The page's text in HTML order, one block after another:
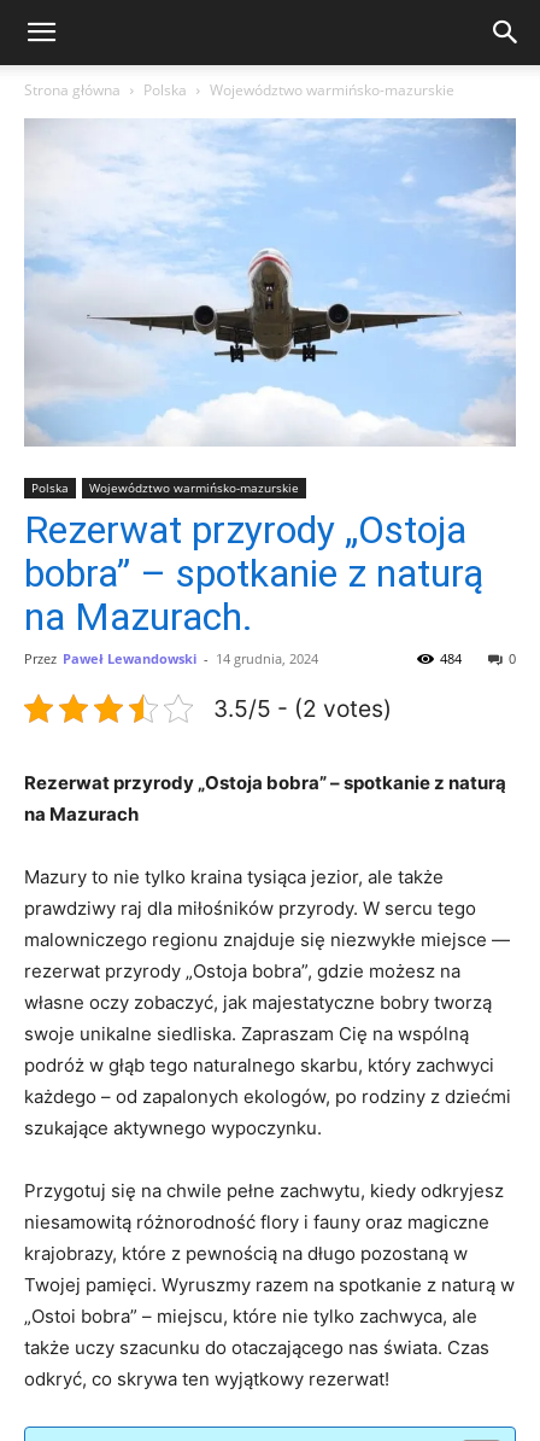
Strona główna Polska Województwo warmińsko-mazurskie
Polska Województwo warmińsko-mazurskie
Rezerwat przyrody „Ostoja
bobra” – spotkanie z naturą
na Mazurach.
Przez Paweł Lewandowski - 14 grudnia, 2024 0
484
3.5/5 - (2 votes)
Rezerwat przyrody „Ostoja bobra” – spotkanie z naturą
na Mazurach
Mazury to nie tylko kraina tysiąca jezior, ale także
prawdziwy raj dla miłośników przyrody. W sercu tego
malowniczego regionu znajduje się niezwykłe miejsce —
rezerwat przyrody „Ostoja bobra”, gdzie możesz na
własne oczy zobaczyć, jak majestatyczne bobry tworzą
swoje unikalne siedliska. Zapraszam Cię na wspólną
podróż w głąb tego naturalnego skarbu, który zachwyci
każdego – od zapalonych ekologów, po rodziny z dziećmi
szukające aktywnego wypoczynku.
Przygotuj się na chwile pełne zachwytu, kiedy odkryjesz
niesamowitą różnorodność flory i fauny oraz magiczne
krajobrazy, które z pewnością na długo pozostaną w
Twojej pamięci. Wyruszmy razem na spotkanie z naturą w
„Ostoi bobra” – miejscu, które nie tylko zachwyca, ale
także uczy szacunku do otaczającego nas świata. Czas
odkryć, co skrywa ten wyjątkowy rezerwat!